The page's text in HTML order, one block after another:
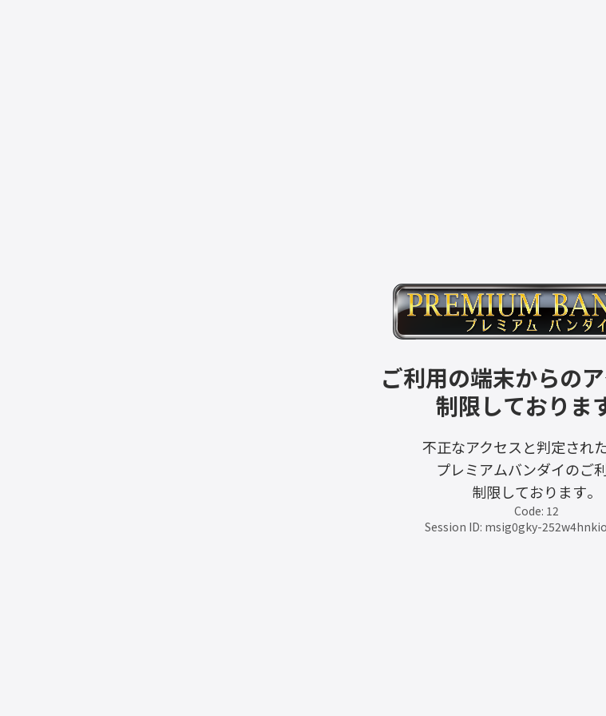
ご利用の端末からの
制限しておりま
不正なアクセスと判定された
プレミアムバンダイのご
制限しております。
Code: 12
Session ID: msig0gky-